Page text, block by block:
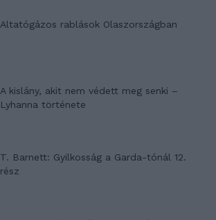
Altatógázos rablások Olaszországban
A kislány, akit nem védett meg senki –
Lyhanna története
T. Barnett: Gyilkosság a Garda-tónál 12.
rész